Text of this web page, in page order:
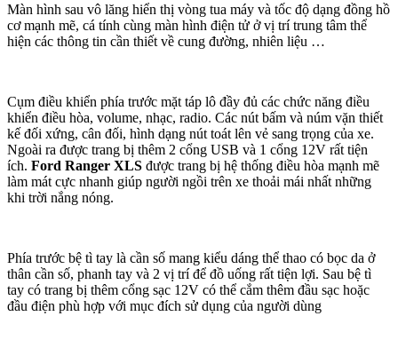
Màn hình sau vô lăng hiển thị vòng tua máy và tốc độ dạng đồng hồ
cơ mạnh mẽ, cá tính cùng màn hình điện tử ở vị trí trung tâm thể
hiện các thông tin cần thiết về cung đường, nhiên liệu …
Cụm điều khiển phía trước mặt táp lô đầy đủ các chức năng điều
khiển điều hòa, volume, nhạc, radio. Các nút bấm và núm vặn thiết
kế đối xứng, cân đối, hình dạng nút toát lên vẻ sang trọng của xe.
Ngoài ra được trang bị thêm 2 cổng USB và 1 cổng 12V rất tiện
ích. Ford Ranger XLS được trang bị hệ thống điều hòa mạnh mẽ
làm mát cực nhanh giúp người ngồi trên xe thoải mái nhất những
khi trời nắng nóng.
Phía trước bệ tì tay là cần số mang kiểu dáng thể thao có bọc da ở
thân cần số, phanh tay và 2 vị trí để đồ uống rất tiện lợi. Sau bệ tì
tay có trang bị thêm cổng sạc 12V có thể cắm thêm đầu sạc hoặc
đầu điện phù hợp với mục đích sử dụng của người dùng